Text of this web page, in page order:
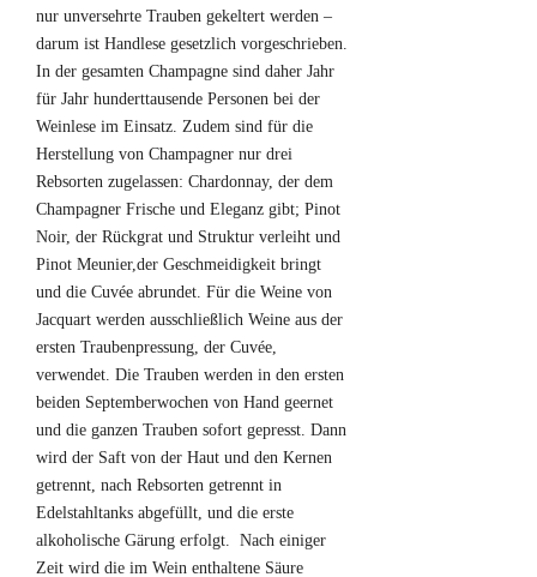
nur unversehrte Trauben gekeltert werden –
darum ist Handlese gesetzlich vorgeschrieben.
In der gesamten Champagne sind daher Jahr
für Jahr hunderttausende Personen bei der
Weinlese im Einsatz. Zudem sind für die
Herstellung von Champagner nur drei
Rebsorten zugelassen: Chardonnay, der dem
Champagner Frische und Eleganz gibt; Pinot
Noir, der Rückgrat und Struktur verleiht und
Pinot Meunier,der Geschmeidigkeit bringt
und die Cuvée abrundet. Für die Weine von
Jacquart werden ausschließlich Weine aus der
ersten Traubenpressung, der Cuvée,
verwendet. Die Trauben werden in den ersten
beiden Septemberwochen von Hand geernet
und die ganzen Trauben sofort gepresst. Dann
wird der Saft von der Haut und den Kernen
getrennt, nach Rebsorten getrennt in
Edelstahltanks abgefüllt, und die erste
alkoholische Gärung erfolgt. Nach einiger
Zeit wird die im Wein enthaltene Säure